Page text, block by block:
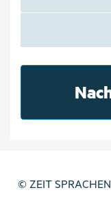
© ZEIT